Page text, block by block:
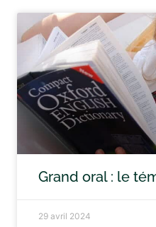
Grand oral : le
29 avril 2024